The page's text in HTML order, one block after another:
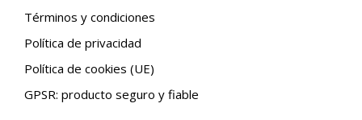
Términos y condiciones
Política de privacidad
Política de cookies (UE)
GPSR: producto seguro y fiable